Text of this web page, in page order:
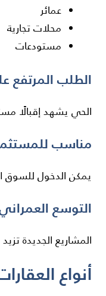
عمائر
محلات تجارية
مستودعات
الطلب المرتفع
الحي يشهد إقبالًا
مناسب
يمكن الدخول للسوق
التوسع
المشاريع الجديدة
أنواع